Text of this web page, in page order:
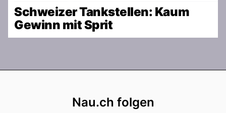
Schweizer Tankstellen: Kaum
Gewinn mit Sprit
Nau.ch folgen